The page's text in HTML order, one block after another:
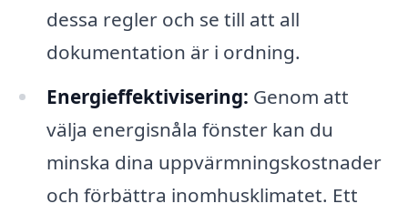
dessa regler och se till att all
dokumentation är i ordning.
Energieffektivisering: Genom att
välja energisnåla fönster kan du
minska dina uppvärmningskostnader
och förbättra inomhusklimatet. Ett